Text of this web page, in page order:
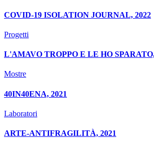
COVID-19 ISOLATION JOURNAL, 2022
Progetti
L'AMAVO TROPPO E LE HO
Mostre
40IN40ENA, 2021
Laboratori
ARTE-ANTIFRAGILITÀ, 2021